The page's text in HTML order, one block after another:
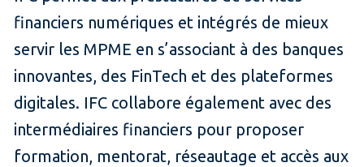
financiers numériques et intégrés de mieux
servir les MPME en s’associant à des banques
innovantes, des FinTech et des plateformes
digitales. IFC collabore également avec des
intermédiaires financiers pour proposer
formation, mentorat, réseautage et accès aux